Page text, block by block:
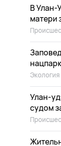
В Улан-
матери
Экология
Улан-
судом